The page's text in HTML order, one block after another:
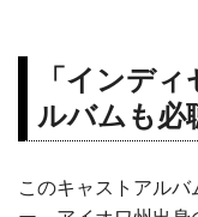
「インデ
ルバムも必
このキャストアル